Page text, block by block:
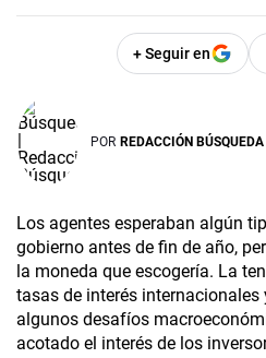
+ Seguir en
POR REDACCIÓN BÚSQUEDA
Los agentes esperaban algún
gobierno antes de fin de año,
la moneda que escogería. La
tasas de interés internacionales
algunos desafíos
acotado el interés de los